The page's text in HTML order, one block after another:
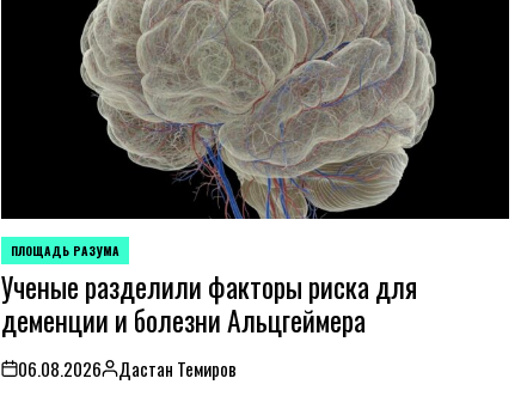
POSTED
IN
ПЛОЩАДЬ РАЗУМА
Ученые разделили факторы риска для
деменции и болезни Альцгеймера
on06.08.2026Posted
Дастан Темиров